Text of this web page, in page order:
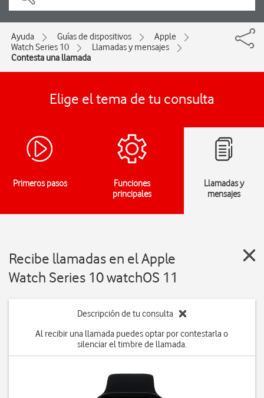
Ayuda Guías de dispositivos
Apple
Watch Series 10
Llamadas y mensajes
Contesta una llamada
Elige el tema de tu consulta
Primeros pasos
Funciones
principales
Llamadas y
mensajes
Recibe llamadas en el Apple
Watch Series 10 watchOS 11
Descripción de tu consulta
Al recibir una llamada puedes optar por contestarla o
silenciar el timbre de llamada.